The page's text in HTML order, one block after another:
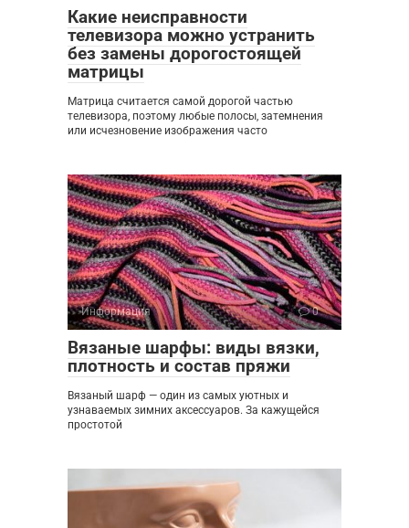
Какие неисправности
телевизора можно устранить
без замены дорогостоящей
матрицы
Матрица считается самой дорогой частью
телевизора, поэтому любые полосы, затемнения
или исчезновение изображения часто
Информация 0
Вязаные шарфы: виды вязки,
плотность и состав пряжи
Вязаный шарф — один из самых уютных и
узнаваемых зимних аксессуаров. За кажущейся
простотой